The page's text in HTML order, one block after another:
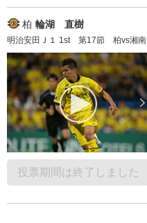
柏 輪湖 直樹
明治安田Ｊ１ 1st 第17節 柏vs湘南
投票期間は終了しました